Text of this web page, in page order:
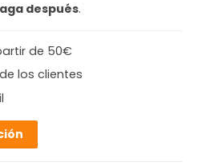
después.
de 50€
los clientes